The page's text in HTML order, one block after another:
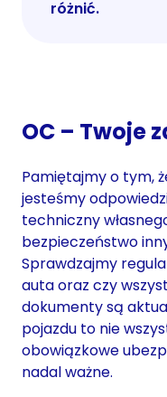
różnić.
OC – Twoje
Pamiętajmy o tym,
jesteśmy
techniczny
bezpieczeństwo
Sprawdzajmy
auta oraz czy
dokumenty są
pojazdu to nie
obowiązkowe
nadal ważne.